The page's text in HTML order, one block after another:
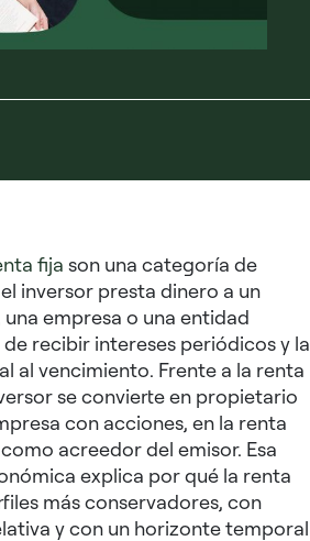
fija son una categoría de
inversor presta dinero a un
empresa o una entidad
recibir intereses periódicos y la
al vencimiento. Frente a la renta
se convierte en propietario
con acciones, en la renta
acreedor del emisor. Esa
explica por qué la renta
más conservadores, con
y con un horizonte temporal